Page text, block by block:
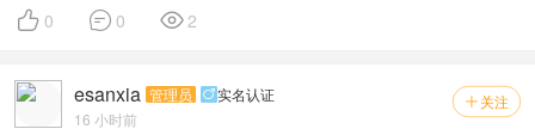
 0  0 2
 关注
esanxia 管理员 实名认证
16 小时前